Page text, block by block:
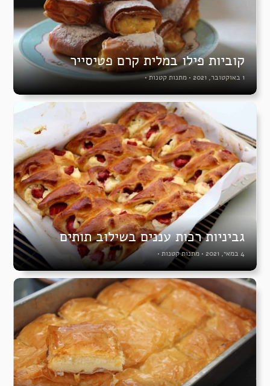
קוביות פילו במלית קרם פטיסייר
1 באוקטובר, 2021 • מתנות קטנות•
גביניות רכות עננים בשילוב תותים
4 במאי, 2021 • מתנות קטנות•